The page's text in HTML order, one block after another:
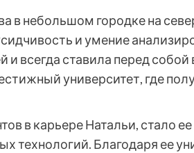
в небольшом городке на
и умение
и всегда ставила перед
университет, где
в карьере Натальи, стало
технологий. Благодаря ее